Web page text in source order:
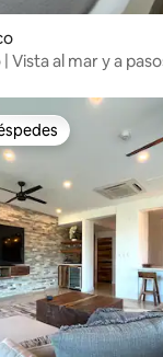
Vista al mar y a
preferido